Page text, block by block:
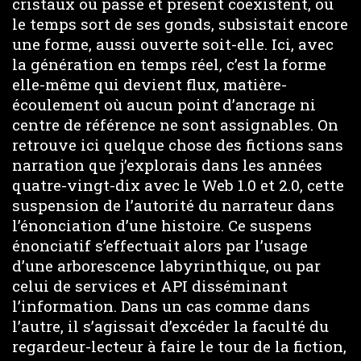
le temps sort de ses gonds, subsistait encore
une forme, aussi ouverte soit-elle. Ici, avec
la génération en temps réel, c’est la forme
elle-même qui devient flux, matière-
écoulement où aucun point d’ancrage ni
centre de référence ne sont assignables. On
retrouve ici quelque chose des fictions sans
narration que j’explorais dans les années
quatre-vingt-dix avec le Web 1.0 et 2.0, cette
suspension de l’autorité du narrateur dans
l’énonciation d’une histoire. Ce suspens
énonciatif s’effectuait alors par l’usage
d’une arborescence labyrinthique, ou par
celui de services et API disséminant
l’information. Dans un cas comme dans
l’autre, il s’agissait d’excéder la faculté du
regardeur-lecteur à faire le tour de la fiction,